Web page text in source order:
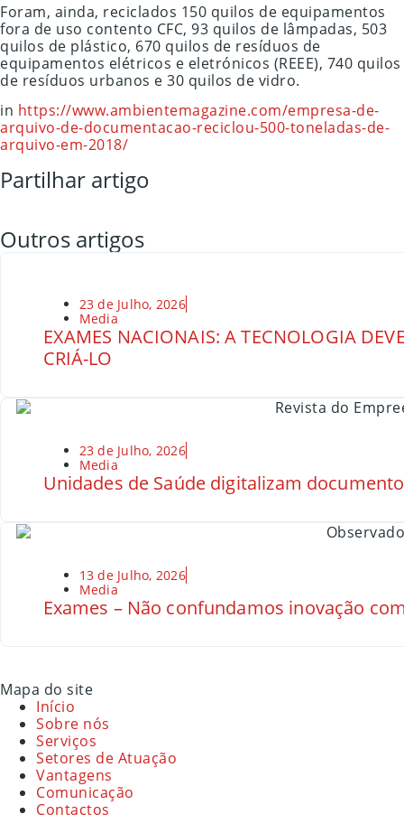
Foram, ainda, reciclados 150 quilos de equipamentos
fora de uso contento CFC, 93 quilos de lâmpadas, 503
quilos de plástico, 670 quilos de resíduos de
equipamentos elétricos e eletrónicos (REEE), 740 quilos
de resíduos urbanos e 30 quilos de vidro.
in https://www.ambientemagazine.com/empresa-de-
arquivo-de-documentacao-reciclou-500-toneladas-de-
arquivo-em-2018/
Partilhar artigo
Outros artigos
23 de Julho, 2026
Media
EXAMES NACIONAIS: A TECNOLOGIA
CRIÁ-LO
23 de Julho, 2026
Media
Unidades de Saúde digitalizam
13 de Julho, 2026
Media
Exames – Não confundamos inovação
Mapa do site
Início
Sobre nós
Serviços
Setores de Atuação
Vantagens
Comunicação
Contactos